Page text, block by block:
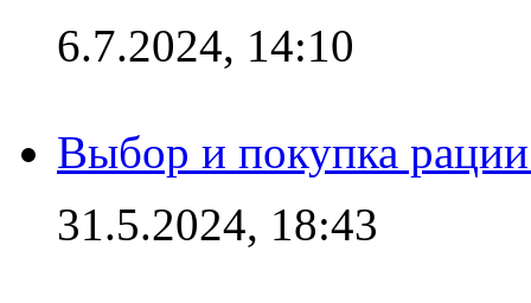
6.7.2024, 14:10
Выбор и покупка
31.5.2024, 18:43